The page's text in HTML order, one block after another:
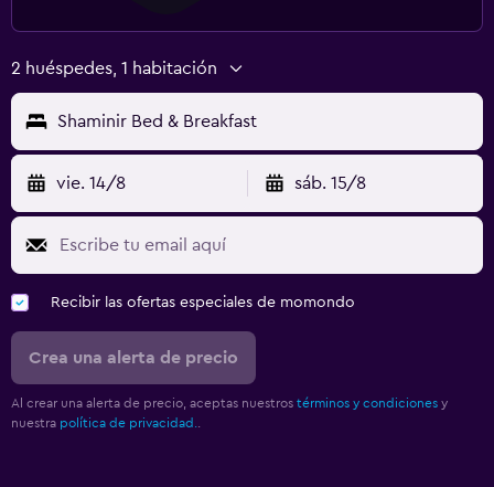
2 huéspedes, 1 habitación
Shaminir Bed & Breakfast
vie. 14/8 sáb. 15/8
Recibir las ofertas especiales de momondo
Crea una alerta de precio
Al crear una alerta de precio, aceptas nuestros términos y condiciones y
nuestra política de privacidad.